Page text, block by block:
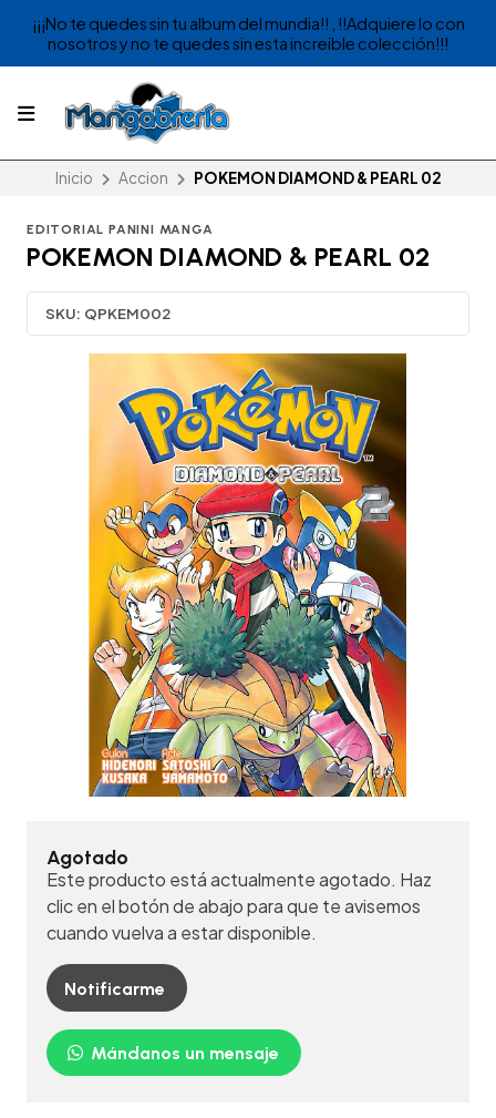
¡¡¡No te quedes sin tu album del mundia!! , !!Adquiere lo con
nosotros y no te quedes sin esta increible colección!!!
Inicio Accion POKEMON DIAMOND & PEARL 02
EDITORIAL PANINI MANGA
POKEMON DIAMOND & PEARL 02
SKU: QPKEM002
Agotado
Este producto está actualmente agotado. Haz
clic en el botón de abajo para que te avisemos
cuando vuelva a estar disponible.
Notificarme
Mándanos un mensaje